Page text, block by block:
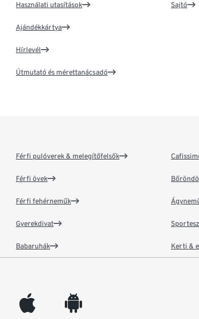
Használati utasítások
Ajándékkártya
Hírlevél
Útmutató és mérettanácsadó
Sajtó
Férfi pulóverek & melegítőfelsők
Férfi övek
Férfi fehérneműk
Gyerekdivat
Babaruhák Kerti &
appleinc android